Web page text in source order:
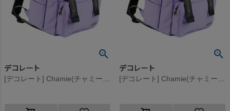
デコレート デコレート